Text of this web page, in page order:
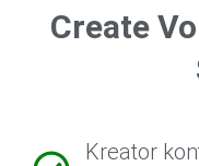
Create
Kreator